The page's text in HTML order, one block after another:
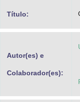
Advocacia-Geral da União
Banco Central do Brasil
Planalto
Título:
Autor(es) e
Colaborador(es):